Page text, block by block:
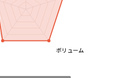
ボリューム